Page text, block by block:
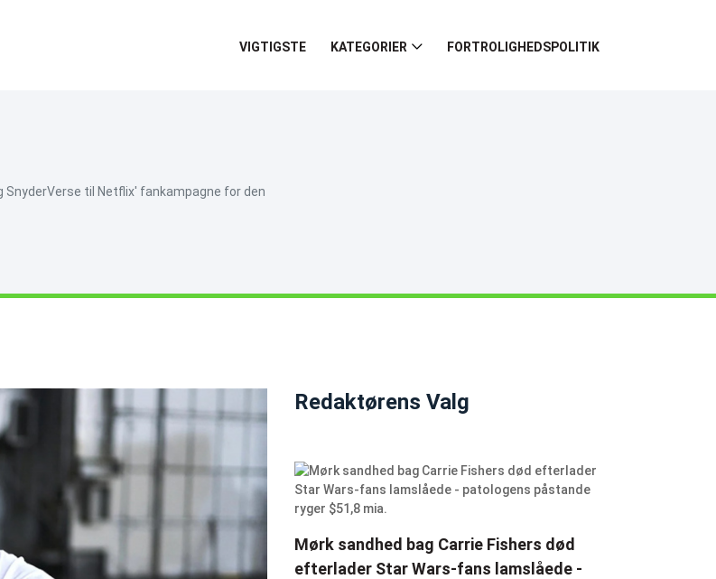
VIGTIGSTE KATEGORIER FORTROLIGHEDSPOLITIK
til Netflix' fankampagne for den
Redaktørens Valg
Mørk sandhed bag Carrie Fishers død
efterlader Star Wars-fans lamslåede -